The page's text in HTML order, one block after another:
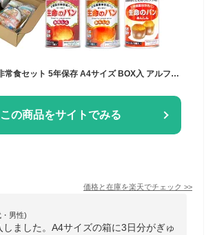
1人用/3日分 9食 非常食セット 5年保存 A4サイズ BOX入 アルファ米 パンの缶詰 1人分 3日間 生きのびる 防災食セット 防災 食品 尾西 携帯おにぎり ご飯 お米 保存食セット 防災セット 防災グッズ 災害備蓄用パン
この商品をサイトでみる
価格と在庫を楽天でチェック >>
男性)
しました。A4サイズの箱に3日分がぎゅ